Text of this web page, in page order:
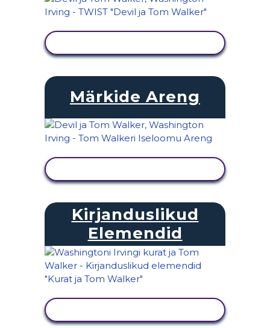
Märkide Areng
Kirjanduslikud
Elemendid